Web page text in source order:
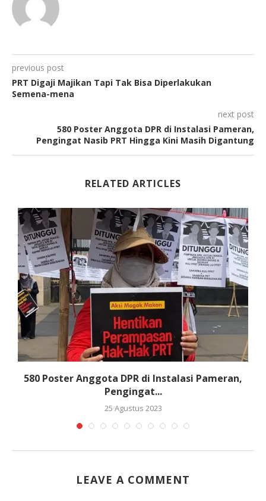
previous post
PRT Digaji Majikan Tapi Tak Bisa Diperlakukan
Semena-mena
next post
580 Poster Anggota DPR di Instalasi Pameran,
Pengingat Nasib PRT Hingga Kini Masih Digantung
RELATED ARTICLES
580 Poster Anggota DPR di Instalasi Pameran,
Pengingat...
25 Agustus 2023
LEAVE A COMMENT